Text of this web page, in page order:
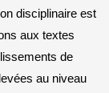
disciplinaire est
aux textes
de
au niveau